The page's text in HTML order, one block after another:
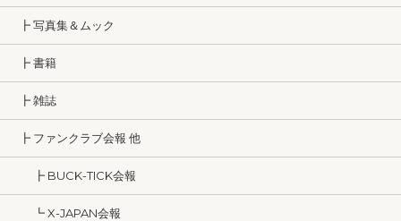
┣ 写真集＆ムック
┣ 書籍
┣ 雑誌
┣ ファンクラブ会報 他
┣ BUCK-TICK会報
┗ X-JAPAN会報